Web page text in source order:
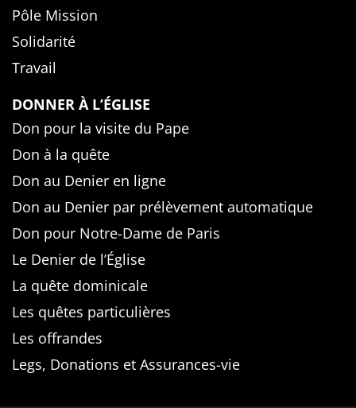
Pôle Mission
Solidarité
Travail
DONNER À L’ÉGLISE
Don pour la visite du Pape
Don à la quête
Don au Denier en ligne
Don au Denier par prélèvement automatique
Don pour Notre-Dame de Paris
Le Denier de l’Église
La quête dominicale
Les quêtes particulières
Les offrandes
Legs, Donations et Assurances-vie